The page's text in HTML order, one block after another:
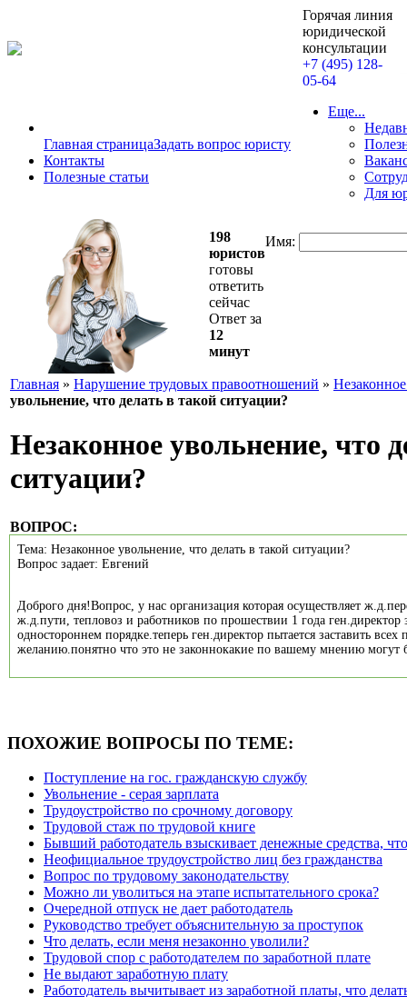
Горячая линия
юридической
консультации
+7 (495) 128-
05-64
Главная страницаЗадать вопрос юристу
Контакты
Полезные статьи
Еще...
Для
198
юристов
готовы
ответить
сейчас
Ответ за
12
минут
Имя:
Главная » Нарушение трудовых правоотношений »
увольнение, что делать в такой ситуации?
Незаконное увольнение, что
ситуации?
ВОПРОС:
Тема: Незаконное увольнение, что делать в такой ситуации?
Вопрос задает: Евгений
Доброго дня!Вопрос, у нас организация которая осуществляет
ж.д.пути, тепловоз и работников по прошествии 1 года ген.директор
одностороннем порядке.теперь ген.директор пытается заставить всех
желанию.понятно что это не законнокакие по вашему мнению могут
ПОХОЖИЕ ВОПРОСЫ ПО ТЕМЕ:
Поступление на гос. гражданскую службу
Увольнение - серая зарплата
Трудоустройство по срочному договору
Трудовой стаж по трудовой книге
Бывший работодатель взыскивает денежные средства,
Неофициальное трудоустройство лиц без гражданства
Вопрос по трудовому законодательству
Можно ли уволиться на этапе испытательного срока?
Очередной отпуск не дает работодатель
Руководство требует объяснительную за проступок
Что делать, если меня незаконно уволили?
Трудовой спор с работодателем по заработной плате
Не выдают заработную плату
Работодатель вычитывает из заработной платы, что